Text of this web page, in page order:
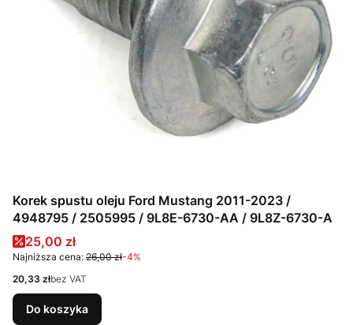
Korek spustu oleju Ford Mustang 2011-2023 /
4948795 / 2505995 / 9L8E-6730-AA / 9L8Z-6730-A
Cena promocyjna
25,00 zł
Najniższa cena: 26,00 zł-4%
Cena
20,33 złbez VAT
Do koszyka